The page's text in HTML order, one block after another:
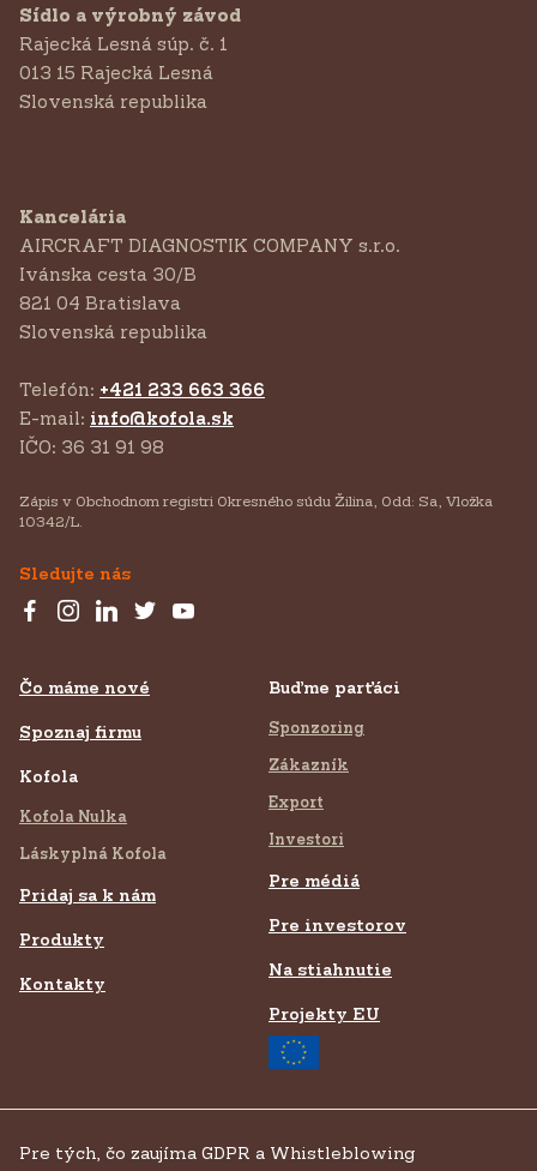
Sídlo a výrobný závod
Rajecká Lesná súp. č. 1
013 15 Rajecká Lesná
Slovenská republika
Kancelária
AIRCRAFT DIAGNOSTIK COMPANY s.r.o.
‍Ivánska cesta 30/B
821 04 Bratislava
Slovenská republika
Telefón: +421 233 663 366
E-mail: info@kofola.sk
IČO: 36 31 91 98
Zápis v Obchodnom registri Okresného súdu Žilina, Odd: Sa, Vložka
10342/L.
Sledujte nás
Čo máme nové
Spoznaj firmu
Kofola
Kofola Nulka
Láskyplná Kofola
Pridaj sa k nám
Produkty
Kontakty
Buďme parťáci
Sponzoring
Zákazník
Export
Investori
Pre médiá
Pre investorov
Na stiahnutie
Projekty EU
Pre tých, čo zaujíma GDPR a Whistleblowing